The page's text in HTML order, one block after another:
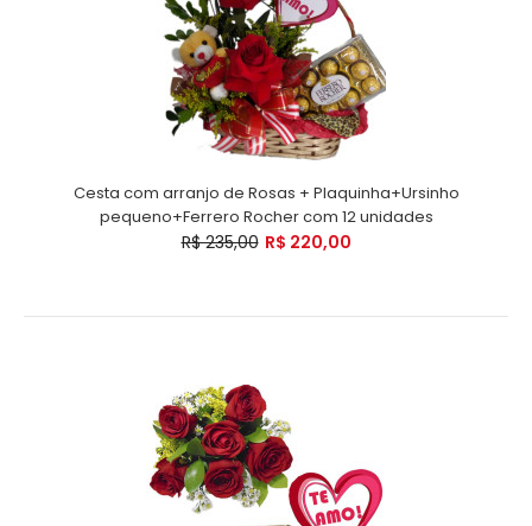
Cesta com arranjo de Rosas + Plaquinha+Ursinho
pequeno+Ferrero Rocher com 12 unidades
R$ 235,00 R$ 220,00